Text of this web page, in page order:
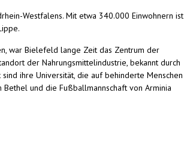
Westfalens. Mit etwa 340.000 Einwohnern ist
war Bielefeld lange Zeit das Zentrum der
der Nahrungsmittelindustrie, bekannt durch
ihre Universität, die auf behinderte Menschen
und die Fußballmannschaft von Arminia